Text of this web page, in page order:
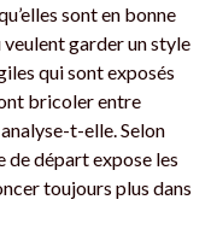
sont en bonne
veulent garder un style
qui sont exposés
bricoler entre
t-elle. Selon
de départ expose les
toujours plus dans